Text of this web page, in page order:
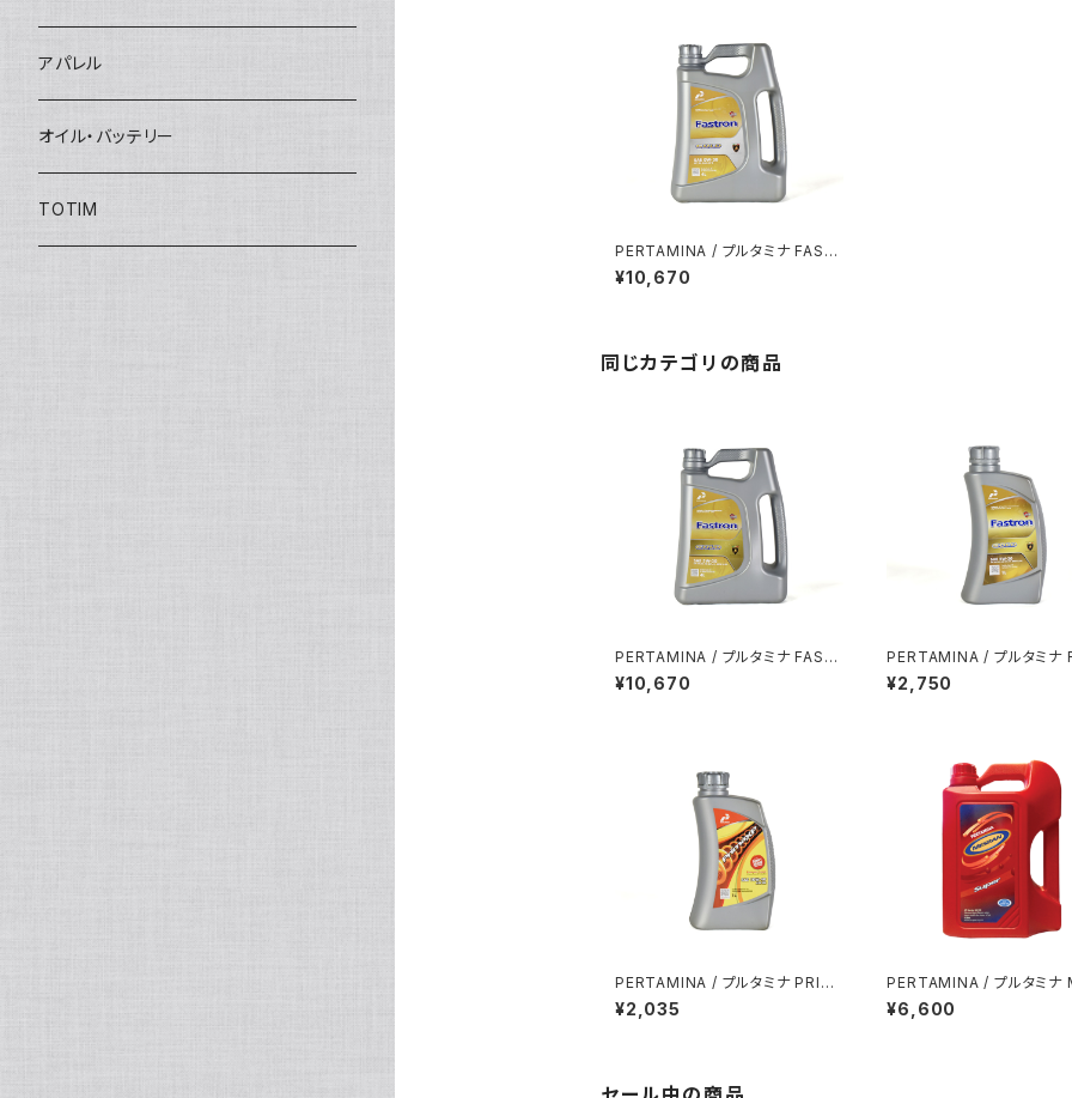
PERTAMINA / プルタミナ FAST
RON GOLD 0W-20 SN / 4L
¥10,670
同じカテゴリの商品
PERTAMINA / プルタミナ FAST
RON GOLD 5W-30 SN/CF 4L
¥10,670
PERTAMINA / プルタミナ
RON GOLD 5W-30 SN/
¥2,750
PERTAMINA / プルタミナ PRIM
A XP SAE 10W-40 / 1L
¥2,035
PERTAMINA / プルタミナ
AN SUPER SAE 20W-50
¥6,600
アパレル
オイル・バッテリー
TOTIM